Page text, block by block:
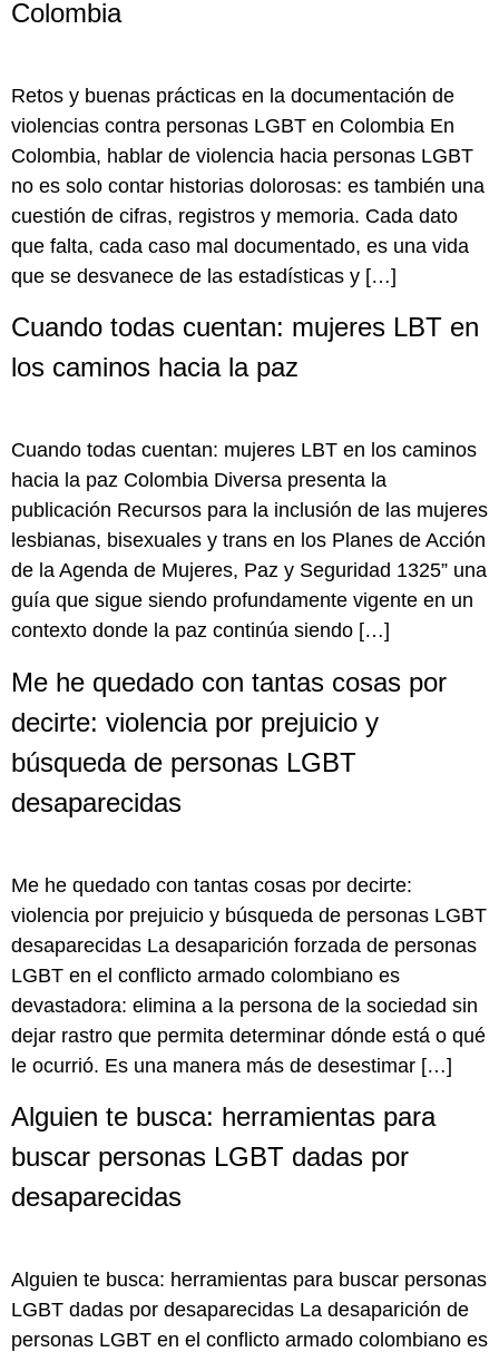
Colombia
Retos y buenas prácticas en la documentación de
violencias contra personas LGBT en Colombia En
Colombia, hablar de violencia hacia personas LGBT
no es solo contar historias dolorosas: es también una
cuestión de cifras, registros y memoria. Cada dato
que falta, cada caso mal documentado, es una vida
que se desvanece de las estadísticas y […]
Cuando todas cuentan: mujeres LBT en
los caminos hacia la paz
Cuando todas cuentan: mujeres LBT en los caminos
hacia la paz Colombia Diversa presenta la
publicación Recursos para la inclusión de las mujeres
lesbianas, bisexuales y trans en los Planes de Acción
de la Agenda de Mujeres, Paz y Seguridad 1325” una
guía que sigue siendo profundamente vigente en un
contexto donde la paz continúa siendo […]
Me he quedado con tantas cosas por
decirte: violencia por prejuicio y
búsqueda de personas LGBT
desaparecidas
Me he quedado con tantas cosas por decirte:
violencia por prejuicio y búsqueda de personas LGBT
desaparecidas La desaparición forzada de personas
LGBT en el conflicto armado colombiano es
devastadora: elimina a la persona de la sociedad sin
dejar rastro que permita determinar dónde está o qué
le ocurrió. Es una manera más de desestimar […]
Alguien te busca: herramientas para
buscar personas LGBT dadas por
desaparecidas
Alguien te busca: herramientas para buscar personas
LGBT dadas por desaparecidas La desaparición de
personas LGBT en el conflicto armado colombiano es